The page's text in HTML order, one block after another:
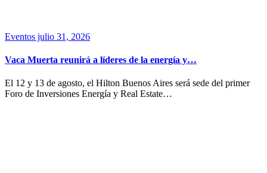
Eventos julio 31, 2026
Vaca Muerta reunirá a líderes de la energía y…
El 12 y 13 de agosto, el Hilton Buenos Aires será sede del primer
Foro de Inversiones Energía y Real Estate…